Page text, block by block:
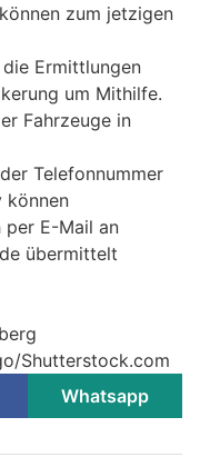
zum jetzigen
Ermittlungen
um Mithilfe.
Fahrzeuge in
Telefonnummer
können
per E-Mail an
übermittelt
Shutterstock.com
Whatsapp